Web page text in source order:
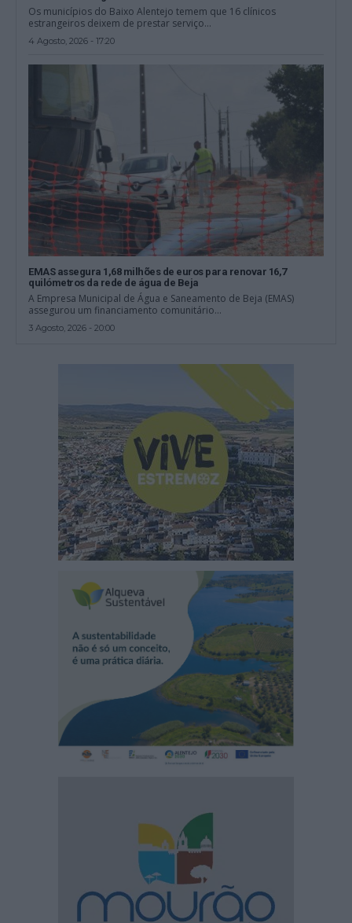
Os municípios do Baixo Alentejo temem que 16 clínicos
estrangeiros deixem de prestar serviço...
4 Agosto, 2026 - 17:20
EMAS assegura 1,68 milhões de euros para renovar 16,7
quilómetros da rede de água de Beja
A Empresa Municipal de Água e Saneamento de Beja (EMAS)
assegurou um financiamento comunitário...
3 Agosto, 2026 - 20:00